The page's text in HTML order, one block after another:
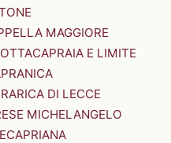
MAGGIORE
CAPRAIA E LIMITE
DI LECCE
MICHELANGELO
CAPRIANA